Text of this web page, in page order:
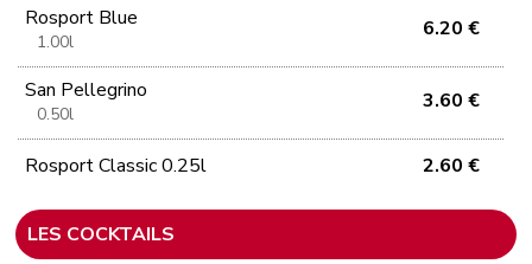
Rosport Blue
1.00l
6.20 €
San Pellegrino
0.50l
3.60 €
Rosport Classic 0.25l 2.60 €
LES COCKTAILS